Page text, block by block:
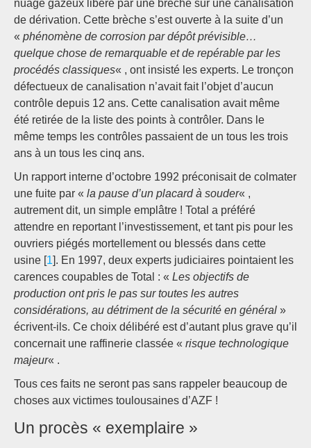
nuage gazeux libéré par une brèche sur une canalisation
de dérivation. Cette brèche s’est ouverte à la suite d’un
« phénomène de corrosion par dépôt prévisible…
quelque chose de remarquable et de repérable par les
procédés classiques« , ont insisté les experts. Le tronçon
défectueux de canalisation n’avait fait l’objet d’aucun
contrôle depuis 12 ans. Cette canalisation avait même
été retirée de la liste des points à contrôler. Dans le
même temps les contrôles passaient de un tous les trois
ans à un tous les cinq ans.
Un rapport interne d’octobre 1992 préconisait de colmater
une fuite par « la pause d’un placard à souder« ,
autrement dit, un simple emplâtre ! Total a préféré
attendre en reportant l’investissement, et tant pis pour les
ouvriers piégés mortellement ou blessés dans cette
usine [1]. En 1997, deux experts judiciaires pointaient les
carences coupables de Total : « Les objectifs de
production ont pris le pas sur toutes les autres
considérations, au détriment de la sécurité en général »
écrivent-ils. Ce choix délibéré est d’autant plus grave qu’il
concernait une raffinerie classée « risque technologique
majeur« .
Tous ces faits ne seront pas sans rappeler beaucoup de
choses aux victimes toulousaines d’AZF !
Un procès « exemplaire »